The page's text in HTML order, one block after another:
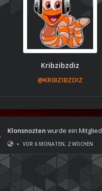
Kribzibzdiz
@KRIBZIBZDIZ
Klonsnozten wurde ein Mitglied
• VOR 6 MONATEN, 2 WOCHEN